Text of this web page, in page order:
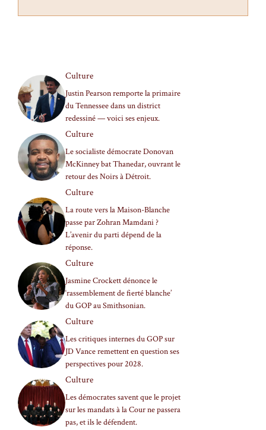
Culture
Justin Pearson remporte la primaire
du Tennessee dans un district
redessiné — voici ses enjeux.
Culture
Le socialiste démocrate Donovan
McKinney bat Thanedar, ouvrant le
retour des Noirs à Détroit.
Culture
La route vers la Maison-Blanche
passe par Zohran Mamdani ?
L’avenir du parti dépend de la
réponse.
Culture
Jasmine Crockett dénonce le
‘rassemblement de fierté blanche’
du GOP au Smithsonian.
Culture
Les critiques internes du GOP sur
JD Vance remettent en question ses
perspectives pour 2028.
Culture
Les démocrates savent que le projet
sur les mandats à la Cour ne passera
pas, et ils le défendent.